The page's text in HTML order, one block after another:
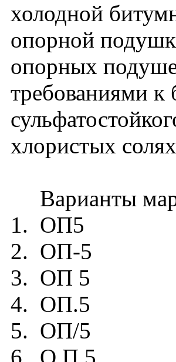
холодной
опорной
опорных
требованиями к
хлористых
Варианты
1. ОП5
2. ОП-5
3. ОП 5
4. ОП.5
5. ОП/5